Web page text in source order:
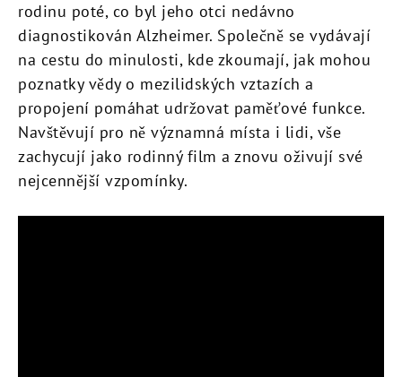
rodinu poté, co byl jeho otci nedávno
diagnostikován Alzheimer. Společně se vydávají
na cestu do minulosti, kde zkoumají, jak mohou
poznatky vědy o mezilidských vztazích a
propojení pomáhat udržovat paměťové funkce.
Navštěvují pro ně významná místa i lidi, vše
zachycují jako rodinný film a znovu oživují své
nejcennější vzpomínky.